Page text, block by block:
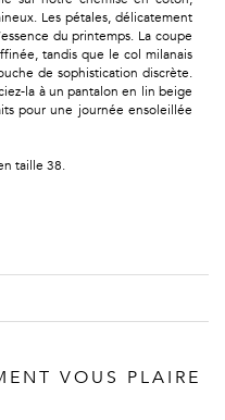
Les pétales, délicatement
du printemps. La coupe
tandis que le col milanais
de sophistication discrète.
la à un pantalon en lin beige
pour une journée ensoleillée
taille 38.
VOUS PLAIRE